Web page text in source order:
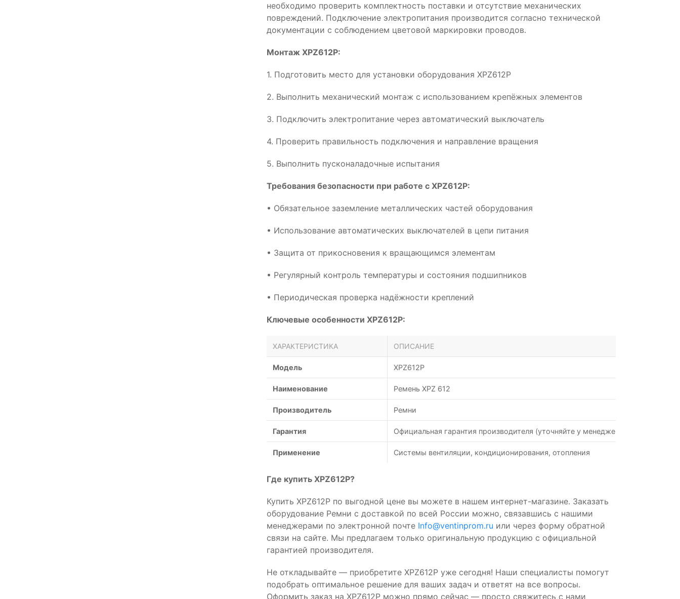
необходимо проверить комплектность поставки и отсутствие механических
повреждений. Подключение электропитания производится согласно технической
документации с соблюдением цветовой маркировки проводов.
Монтаж XPZ612P:
1. Подготовить место для установки оборудования XPZ612P
2. Выполнить механический монтаж с использованием крепёжных элементов
3. Подключить электропитание через автоматический выключатель
4. Проверить правильность подключения и направление вращения
5. Выполнить пусконаладочные испытания
Требования безопасности при работе с XPZ612P:
• Обязательное заземление металлических частей оборудования
• Использование автоматических выключателей в цепи питания
• Защита от прикосновения к вращающимся элементам
• Регулярный контроль температуры и состояния подшипников
• Периодическая проверка надёжности креплений
Ключевые особенности XPZ612P:
ХАРАКТЕРИСТИКА ОПИСАНИЕ
Модель XPZ612P
Наименование Ремень XPZ 612
Производитель Ремни
Гарантия Официальная гарантия производителя (уточняйте у менеджеров)
Применение Системы вентиляции, кондиционирования, отопления
Где купить XPZ612P?
Купить XPZ612P по выгодной цене вы можете в нашем интернет-магазине. Заказать
оборудование Ремни с доставкой по всей России можно, связавшись с нашими
менеджерами по электронной почте Info@ventinprom.ru или через форму обратной
связи на сайте. Мы предлагаем только оригинальную продукцию с официальной
гарантией производителя.
Не откладывайте — приобретите XPZ612P уже сегодня! Наши специалисты помогут
подобрать оптимальное решение для ваших задач и ответят на все вопросы.
Оформить заказ на XPZ612P можно прямо сейчас — просто свяжитесь с нами